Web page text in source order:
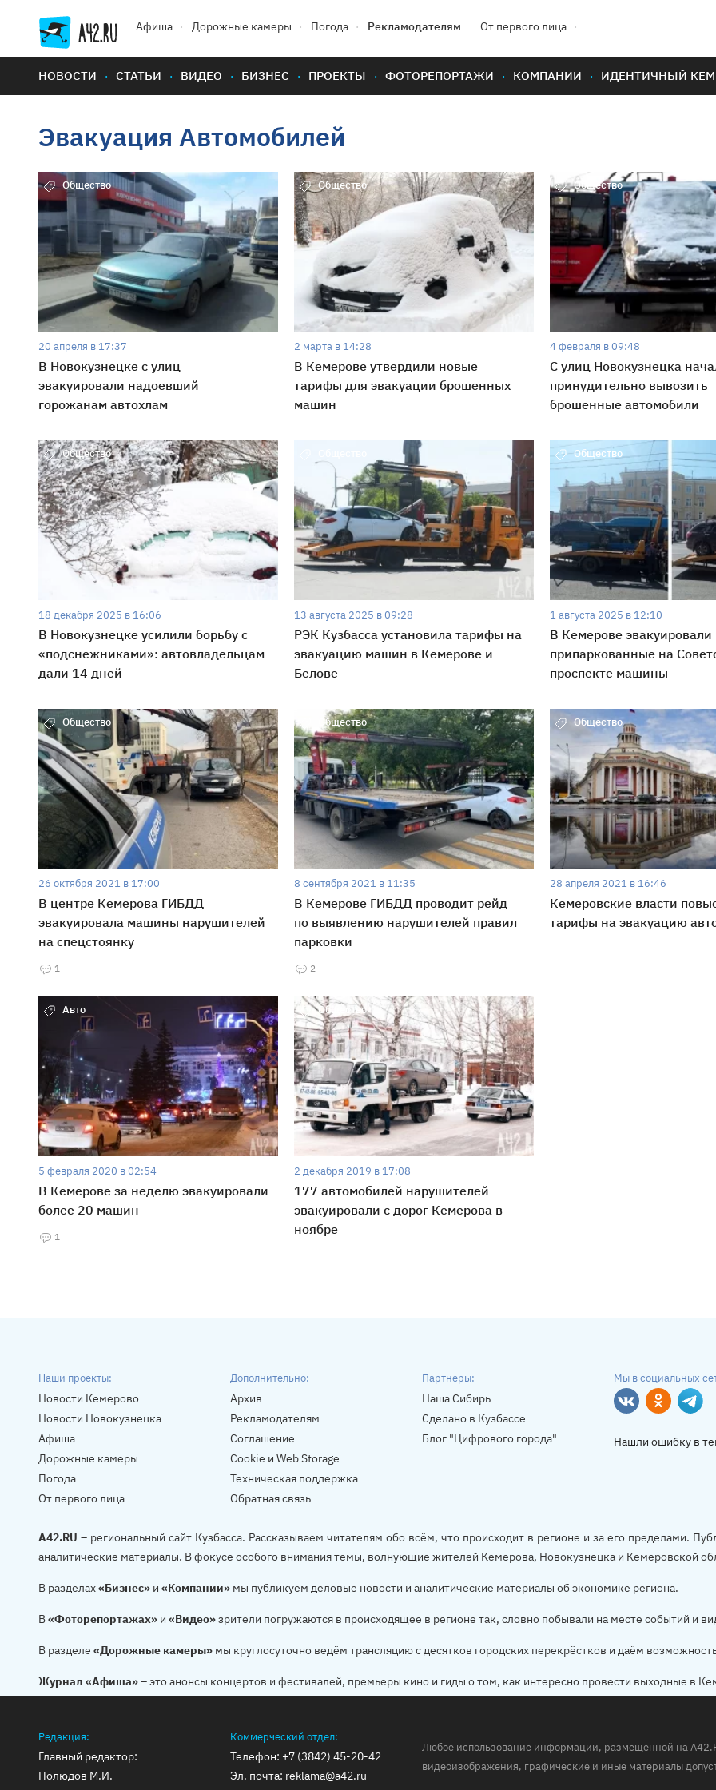
Афиша Дорожные камеры Погода Рекламодателям От первого лица
НОВОСТИ СТАТЬИ ВИДЕО БИЗНЕС ПРОЕКТЫ ФОТОРЕПОРТАЖИ КОМПАНИИ ИДЕНТИЧНЫЙ
Эвакуация Автомобилей
Общество
20 апреля в 17:37
В Новокузнецке с улиц
эвакуировали надоевший
горожанам автохлам
Общество
2 марта в 14:28
В Кемерове утвердили новые
тарифы для эвакуации брошенных
машин
Общество
4 февраля в 09:48
С улиц Новокузнецка
принудительно вывозить
брошенные автомобили
Общество
18 декабря 2025 в 16:06
В Новокузнецке усилили борьбу с
«подснежниками»: автовладельцам
дали 14 дней
13 августа 2025 в 09:28
РЭК Кузбасса установила тарифы на
эвакуацию машин в Кемерове и
Белове
Общество
1 августа 2025 в 12:10
В Кемерове эвакуировали
припаркованные на
проспекте машины
Общество
26 октября 2021 в 17:00
В центре Кемерова ГИБДД
эвакуировала машины нарушителей
на спецстоянку
1
Общество
8 сентября 2021 в 11:35
В Кемерове ГИБДД проводит рейд
по выявлению нарушителей правил
парковки
2
Общество
28 апреля 2021 в 16:46
Кемеровские власти
тарифы на эвакуацию
Авто
5 февраля 2020 в 02:54
В Кемерове за неделю эвакуировали
более 20 машин
1
Общество
2 декабря 2019 в 17:08
177 автомобилей нарушителей
эвакуировали с дорог Кемерова в
ноябре
Наши проекты:
Новости Кемерово
Новости Новокузнецка
Афиша
Дорожные камеры
Погода
От первого лица
Дополнительно:
Архив
Рекламодателям
Соглашение
Cookie и Web Storage
Техническая поддержка
Обратная связь
Партнеры:
Наша Сибирь
Сделано в Кузбассе
Блог "Цифрового города"
Мы в социальных
Вконтакте
Нашли ошибку в
A42.RU – региональный сайт Кузбасса. Рассказываем читателям обо всём, что происходит в регионе и за его пределами.
аналитические материалы. В фокусе особого внимания темы, волнующие жителей Кемерова, Новокузнецка и Кемеровской
В разделах«Бизнес» и «Компании» мы публикуем деловые новости и аналитические материалы об экономике региона.
В«Фоторепортажах» и «Видео»зрители погружаются в происходящее в регионе так, словно побывали на месте событий и
В разделе «Дорожные камеры» мы круглосуточно ведём трансляцию с десятков городских перекрёстков и даём
Журнал «Афиша»– это анонсы концертов и фестивалей, премьеры кино и гиды о том, как интересно провести выходные в
Редакция:
Главный редактор:
Полюдов М.И.
Коммерческий отдел:
Телефон: +7 (3842) 45-20-42
Эл. почта: reklama@a42.ru
Любое использование информации, размещенной на
видеоизображения, графические и иные материалы